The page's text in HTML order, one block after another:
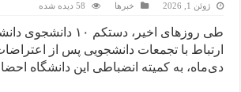
ژوئن 1, 2026 خبرها 58 دیده شده
طی روزهای اخیر، دستکم ۱۰
ارتباط با تجمعات دانشجویی پس از
دی‌ماه، به کمیته انضباطی این دانشگاه